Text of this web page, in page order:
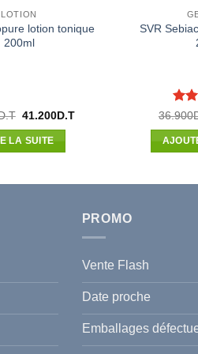
LOTION
lotion tonique
200ml
Le
initial
était :
41.200D.TLe
LA SUITE
SVR
36.900
PROMO
Vente Flash
Date proche
Emballages